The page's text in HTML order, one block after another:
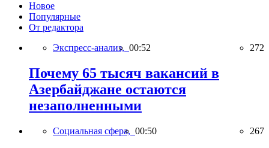
Новое
Популярные
От редактора
Экспресс-анализ, 00:52 272
Почему 65 тысяч вакансий в
Азербайджане остаются
незаполненными
Социальная сфера, 00:50 267